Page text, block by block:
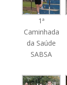
1ª
Caminhada
da Saúde
SABSA